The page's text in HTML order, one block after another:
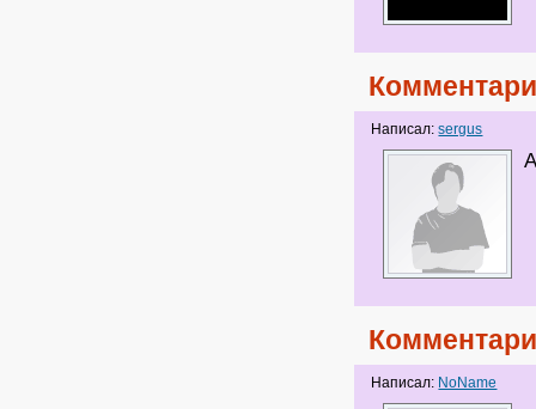
Написал:sergus
Написал: NoName